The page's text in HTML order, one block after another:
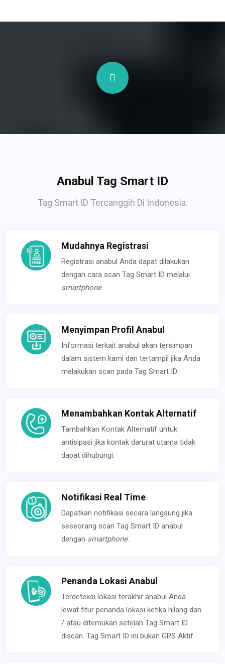
Anabul Tag Smart ID
Tag Smart ID Tercanggih Di Indonesia.
Mudahnya Registrasi
Registrasi anabul Anda dapat dilakukan
dengan cara scan Tag Smart ID melalui
smartphone.
Menyimpan Profil Anabul
Informasi terkait anabul akan tersimpan
dalam sistem kami dan tertampil jika Anda
melakukan scan pada Tag Smart ID.
Menambahkan Kontak Alternatif
Tambahkan Kontak Alternatif untuk
antisipasi jika kontak darurat utama tidak
dapat dihubungi.
Notifikasi Real Time
Dapatkan notifikasi secara langsung jika
seseorang scan Tag Smart ID anabul
dengan smartphone.
Penanda Lokasi Anabul
Terdeteksi lokasi terakhir anabul Anda
lewat fitur penanda lokasi ketika hilang dan
/ atau ditemukan setelah Tag Smart ID
discan. Tag Smart ID ini bukan GPS Aktif.